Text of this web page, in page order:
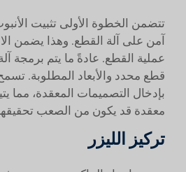
تتضمن الخطوة الأولى تثبيت
آمن على آلة القطع. وهذا يضمن
عملية القطع. عادةً ما يتم برمجة
قطع محدد والأبعاد المطلوبة.
بإدخال التصميمات المعقدة، مما
معقدة قد يكون من الصعب تحقيقها
تركيز الليزر